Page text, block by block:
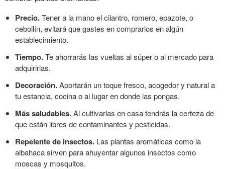
Precio.Tener a la mano el cilantro, romero, epazote, o
cebollín, evitará que gastes en comprarlos en algún
establecimiento.
Tiempo.Te ahorrarás las vueltas al súper o al mercado para
adquirirlas.
Decoración.Aportarán un toque fresco, acogedor y natural a
tu estancia, cocina o al lugar en donde las pongas.
Más saludables.Al cultivarlas en casa tendrás la certeza de
que están libres de contaminantes y pesticidas.
Repelente de insectos. Las plantas aromáticas como la
albahaca sirven para ahuyentar algunos insectos como
moscas y mosquitos.